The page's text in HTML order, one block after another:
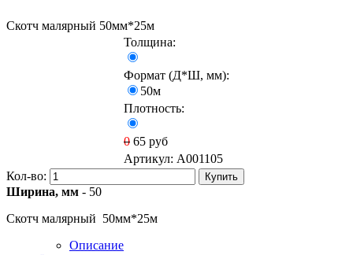
Скотч малярный 50мм*25м
Толщина:
Формат (Д*Ш, мм):
50м
Плотность:
0 65 руб
Артикул: A001105
Кол-во:
Купить
Ширина, мм - 50
Скотч малярный 50мм*25м
Описание